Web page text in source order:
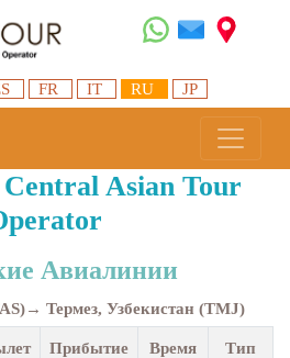
FR IT RU JP
Asian Tour
Авиалинии
Термез, Узбекистан (TMJ)
Прибытие
Время
Тип